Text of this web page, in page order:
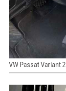
VW Passat Variant